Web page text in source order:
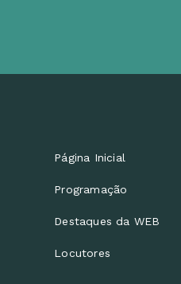
Página Inicial
Programação
Destaques da WEB
Locutores